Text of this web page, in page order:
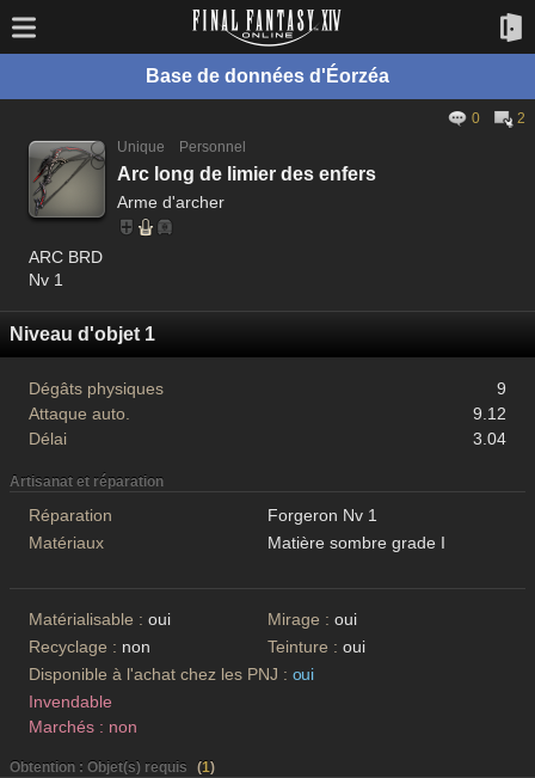
Base de données d'Éorzéa
0
2
Unique
Personnel
Arc long de limier des enfers
Arme d'archer
ARC BRD
Nv 1
Niveau d'objet 1
Dégâts physiques
9
Attaque auto.
9.12
Délai
3.04
Artisanat et réparation
Réparation
Forgeron Nv 1
Matériaux
Matière sombre grade I
Matérialisable : oui Mirage : oui
Recyclage : non Teinture : oui
Disponible à l'achat chez les PNJ : oui
Invendable
Marchés : non
Obtention : Objet(s) requis (1)